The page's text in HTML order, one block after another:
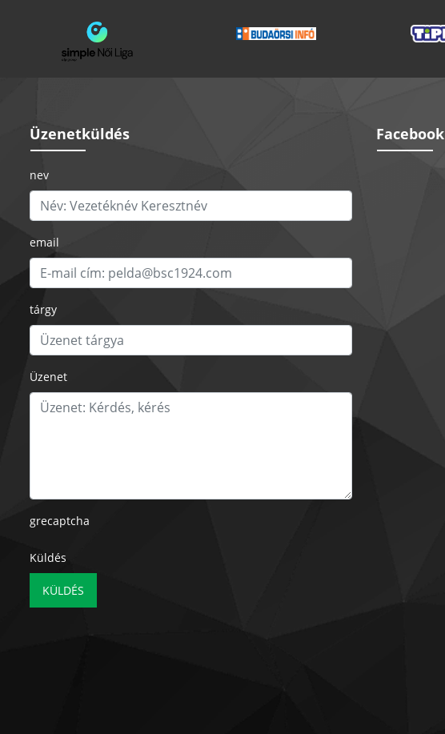
Üzenetküldés
nev
email
tárgy
Üzenet
grecaptcha
Küldés
KÜLDÉS
Facebook